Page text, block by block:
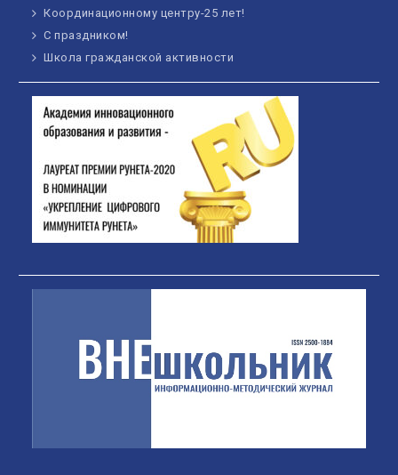
Координационному центру-25 лет!
С праздником!
Школа гражданской активности